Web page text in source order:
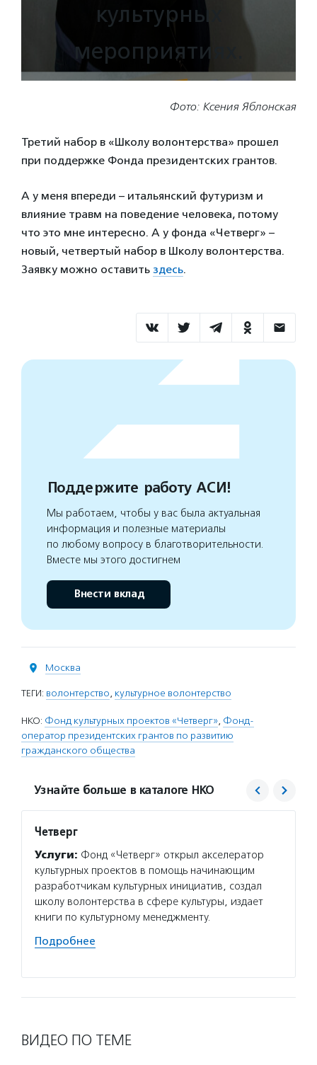
культурных
мероприятиях.
Фото: Ксения Яблонская
Третий набор в «Школу волонтерства» прошел
при поддержке Фонда президентских грантов.
А у меня впереди – итальянский футуризм и
влияние травм на поведение человека, потому
что это мне интересно. А у фонда «Четверг» –
новый, четвертый набор в Школу волонтерства.
Заявку можно оставить здесь.
Поддержите работу АСИ!
Мы работаем, чтобы у вас была актуальная
информация и полезные материалы
по любому вопросу в благотворительности.
Вместе мы этого достигнем
Внести вклад
Москва
ТЕГИ: волонтерство, культурное волонтерство
НКО: Фонд культурных проектов «Четверг», Фонд-
оператор президентских грантов по развитию
гражданского общества
Узнайте больше в каталоге НКО
Четверг
Услуги: Фонд «Четверг» открыл акселератор
культурных проектов в помощь начинающим
разработчикам культурных инициатив, создал
школу волонтерства в сфере культуры, издает
книги по культурному менеджменту.
Подробнее
ВИДЕО ПО ТЕМЕ